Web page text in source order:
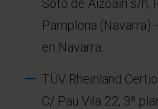
Soto de Aizoain s/n,
Pamplona (Navarra)
en Navarra.
TÜV Rheinland
C/ Pau Vila 22, 3ª